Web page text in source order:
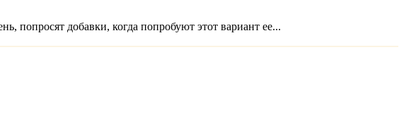
попросят добавки, когда попробуют этот вариант ее...